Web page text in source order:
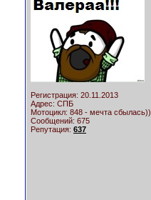
Регистрация: 20.11.2013
Адрес: СПБ
Мотоцикл: 848 - мечта сбылась))
Сообщений: 675
Репутация: 637